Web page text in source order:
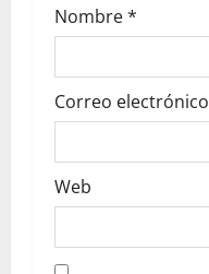
Nombre*
Correo electrónico
Web